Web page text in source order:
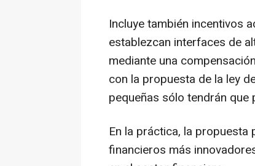
Incluye también incentivos
establezcan interfaces de
mediante una
con la propuesta de la ley
pequeñas sólo tendrán
En la práctica, la
financieros más